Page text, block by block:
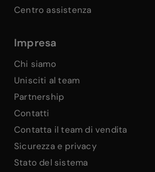
Centro assistenza
Impresa
Chi siamo
Unisciti al team
Partnership
Contatti
Contatta il team di vendita
Sicurezza e privacy
Stato del sistema